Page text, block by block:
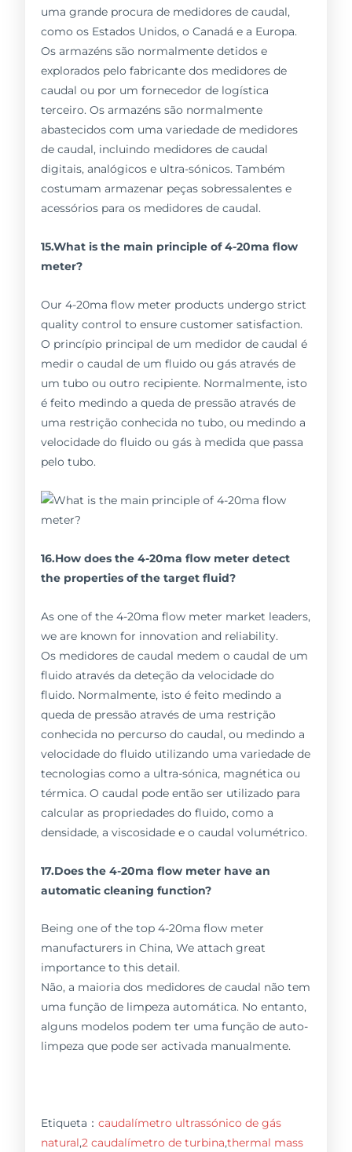
uma grande procura de medidores de caudal,
como os Estados Unidos, o Canadá e a Europa.
Os armazéns são normalmente detidos e
explorados pelo fabricante dos medidores de
caudal ou por um fornecedor de logística
terceiro. Os armazéns são normalmente
abastecidos com uma variedade de medidores
de caudal, incluindo medidores de caudal
digitais, analógicos e ultra-sónicos. Também
costumam armazenar peças sobressalentes e
acessórios para os medidores de caudal.
15.What is the main principle of 4-20ma flow
meter?
Our 4-20ma flow meter products undergo strict
quality control to ensure customer satisfaction.
O princípio principal de um medidor de caudal é
medir o caudal de um fluido ou gás através de
um tubo ou outro recipiente. Normalmente, isto
é feito medindo a queda de pressão através de
uma restrição conhecida no tubo, ou medindo a
velocidade do fluido ou gás à medida que passa
pelo tubo.
16.How does the 4-20ma flow meter detect
the properties of the target fluid?
As one of the 4-20ma flow meter market leaders,
we are known for innovation and reliability.
Os medidores de caudal medem o caudal de um
fluido através da deteção da velocidade do
fluido. Normalmente, isto é feito medindo a
queda de pressão através de uma restrição
conhecida no percurso do caudal, ou medindo a
velocidade do fluido utilizando uma variedade de
tecnologias como a ultra-sónica, magnética ou
térmica. O caudal pode então ser utilizado para
calcular as propriedades do fluido, como a
densidade, a viscosidade e o caudal volumétrico.
17.Does the 4-20ma flow meter have an
automatic cleaning function?
Being one of the top 4-20ma flow meter
manufacturers in China, We attach great
importance to this detail.
Não, a maioria dos medidores de caudal não tem
uma função de limpeza automática. No entanto,
alguns modelos podem ter uma função de auto-
limpeza que pode ser activada manualmente.
Etiqueta：caudalímetro ultrassónico de gás
natural,2 caudalímetro de turbina,thermal mass